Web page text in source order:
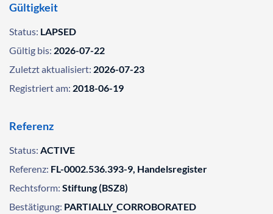
Gültigkeit
Status: LAPSED
Gültig bis: 2026-07-22
Zuletzt aktualisiert: 2026-07-23
Registriert am: 2018-06-19
Referenz
Status: ACTIVE
Referenz: FL-0002.536.393-9, Handelsregister
Rechtsform: Stiftung (BSZ8)
Bestätigung: PARTIALLY_CORROBORATED